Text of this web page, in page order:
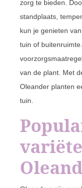
zorg te bieden.
standplaats,
kun je genieten
tuin of
van de plant. Met
Oleander planten
tuin.